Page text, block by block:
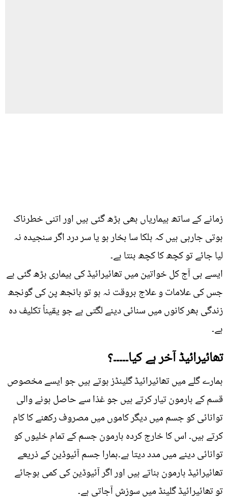
زمانے کے ساتھ بیماریاں بھی بڑھ گئی ہیں اور اتنی خطرناک
ہوتی جارہی ہیں کہ ہلکا سا بخار ہو یا سر درد اگر سنجیدہ نہ
لیا جائے تو کچھ کا کچھ بنتا ہے۔
ایسے ہی آج کل خواتین میں تھائیرائیڈ کی بیماری بڑھ گئی ہے
جس کی علامات و علاج بروقت نہ ہو تو بانجھ پن کی گونجھ
زندگی بھر کانوں میں سنائی دینے لگتی ہے جو یقیناً تکلیف دہ
ہے۔
تھائیرائیڈ آخر ہے کیا۔۔۔۔۔؟
ہمارے گلے میں تھائیرائیڈ گلینڈز ہوتے ہیں جو ایسے مخصوص
قسم کے ہارمون تیار کرتے ہیں جو غذا سے حاصل ہونے والی
توانائی کو جسم میں دیگر کاموں میں مصروف رکھنے کا کام
کرتے ہیں۔ اس کا خارج کردہ ہارمون جسم کے تمام خلیوں کو
توانائی دینے میں مدد دیتا ہے۔ہمارا جسم آئیوڈین کے ذریعے
تھائیرائیڈ ہارمون بناتے ہیں اور اگر آئیوڈین کی کمی ہوجائے
تو تھائیرائیڈ گلینڈ میں سوزش آجاتی ہے۔